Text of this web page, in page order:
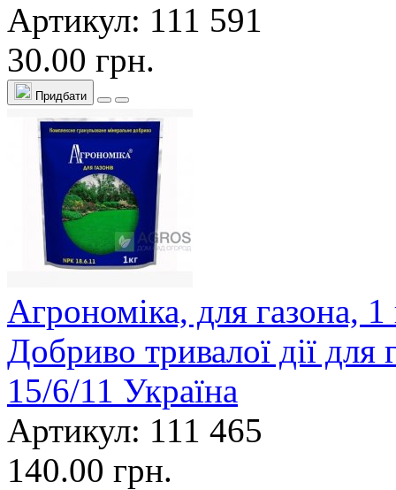
Артикул: 111 591
30.00 грн.
Придбати
Агрономіка, для газона,
Добриво тривалої дії
15/6/11 Україна
Артикул: 111 465
140.00 грн.